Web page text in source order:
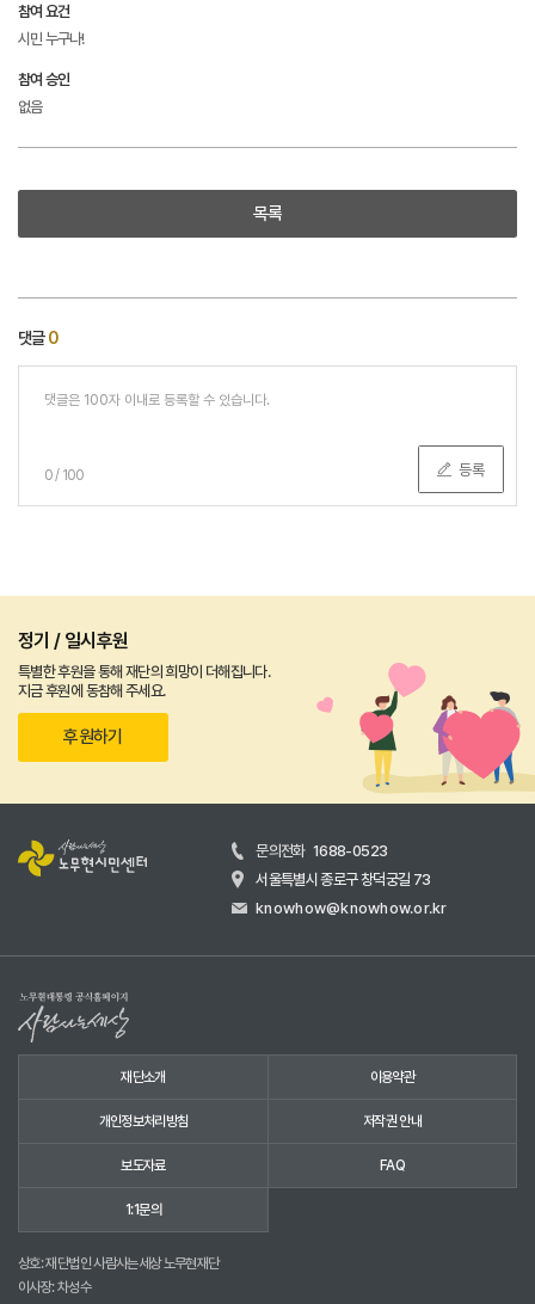
참여 요건
시민 누구나!
참여 승인
없음
목록
댓글0
0/ 100 등록
정기 / 일시후원
특별한 후원을 통해 재단의 희망이 더해집니다.
지금 후원에 동참해 주세요.
후원하기
문의전화 1688-0523
서울특별시 종로구 창덕궁길 73
knowhow@knowhow.or.kr
재단소개 이용약관
개인정보처리방침 저작권 안내
보도자료 FAQ
1:1문의
상호: 재단법인 사람사는세상 노무현재단
이사장: 차성수